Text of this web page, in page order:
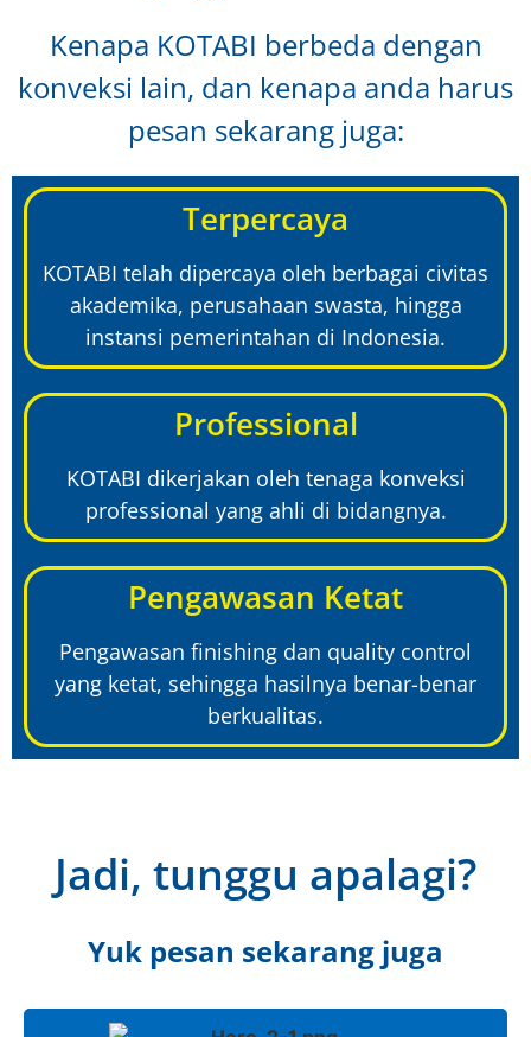
Kenapa KOTABI berbeda dengan
konveksi lain, dan kenapa anda harus
pesan sekarang juga:
Terpercaya
KOTABI telah dipercaya oleh berbagai civitas
akademika, perusahaan swasta, hingga
instansi pemerintahan di Indonesia.
Professional
KOTABI dikerjakan oleh tenaga konveksi
professional yang ahli di bidangnya.
Pengawasan Ketat
Pengawasan finishing dan quality control
yang ketat, sehingga hasilnya benar-benar
berkualitas.
Jadi, tunggu apalagi?
Yuk pesan sekarang juga